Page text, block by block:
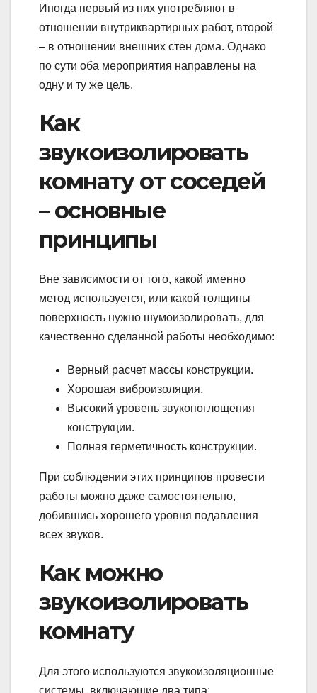
Иногда первый из них употребляют в
отношении внутриквартирных работ, второй
– в отношении внешних стен дома. Однако
по сути оба мероприятия направлены на
одну и ту же цель.
Как
звукоизолировать
комнату от соседей
– основные
принципы
Вне зависимости от того, какой именно
метод используется, или какой толщины
поверхность нужно шумоизолировать, для
качественно сделанной работы необходимо:
Верный расчет массы конструкции.
Хорошая виброизоляция.
Высокий уровень звукопоглощения
конструкции.
Полная герметичность конструкции.
При соблюдении этих принципов провести
работы можно даже самостоятельно,
добившись хорошего уровня подавления
всех звуков.
Как можно
звукоизолировать
комнату
Для этого используются звукоизоляционные
системы, включающие два типа: